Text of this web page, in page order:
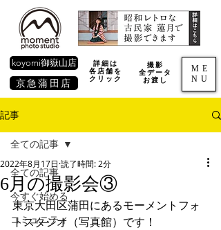
京急蒲田店
koyomi御嶽山店
撮影
全データ
お渡し
ME
NU
詳細は
各店舗を
​クリック
記事
全ての記事
今すぐ始める
コミュニティ
全ての記事
6月の撮影会③
2022年8月17日 読了時間: 2分
東京大田区蒲田にあるモーメントフォ
トスタジオ（写真館）です！